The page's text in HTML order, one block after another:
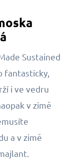
Sustained
fantasticky,
i ve vedru
v zimě
a v zimě